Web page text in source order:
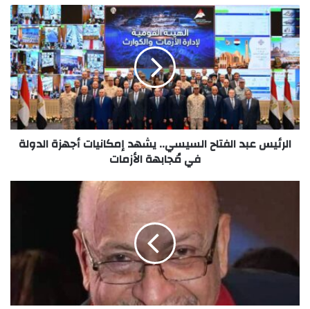
الرئيس عبد الفتاح السيسي.. يشهد إمكانيات أجهزة الدولة
في مُجابهة الأزمات